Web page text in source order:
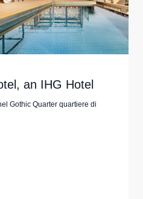
an IHG Hotel
Gothic Quarter quartiere di